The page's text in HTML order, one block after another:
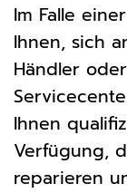
Im Falle
Ihnen, sich
Händler
Ihnen
Verfügung,
reparieren